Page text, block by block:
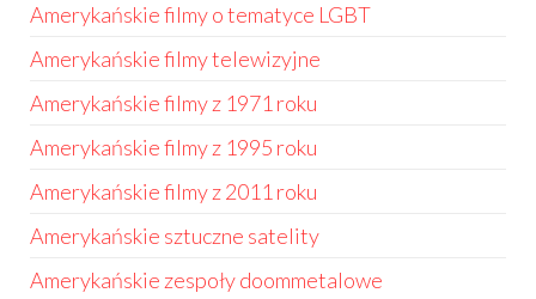
Amerykańskie filmy o tematyce LGBT
Amerykańskie filmy telewizyjne
Amerykańskie filmy z 1971 roku
Amerykańskie filmy z 1995 roku
Amerykańskie filmy z 2011 roku
Amerykańskie sztuczne satelity
Amerykańskie zespoły doommetalowe